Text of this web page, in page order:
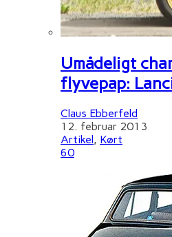
Umådeligt
flyvepap:
Claus Ebberfeld
12. februar 2013
Artikel, Kørt
60